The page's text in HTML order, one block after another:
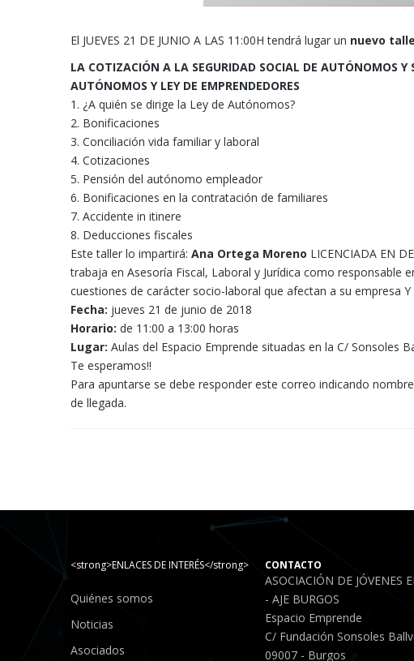
El JUEVES 21 DE JUNIO A LAS 11:00H tendrá lugar un nuevo
LA COTIZACIÓN A LA SEGURIDAD SOCIAL DE AUTÓNOMOS Y
AUTÓNOMOS Y LEY DE EMPRENDEDORES
1. ¿A quién se dirige la Ley de Autónomos?
2. Bonificaciones
3. Conciliación vida familiar y laboral
4. Cotizaciones
5. Pensión del autónomo empleador
6. Bonificaciones en la contratación de familiares
7. Accidente in itinere
8. Deducciones fiscales
Este taller lo impartirá: Ana Ortega Moreno LICENCIADA EN
trabaja en Asesoría Fiscal, Laboral y Jurídica como
cuestiones de carácter socio-laboral que afectan a su empresa
Fecha: jueves 21 de junio de 2018
Horario: de 11:00 a 13:00 horas
Lugar: Aulas del Espacio Emprende situadas en la C/ Sonsoles
Te esperamos!!
Para apuntarse se debe responder este correo indicando
de llegada.
<strong>ENLACES DE INTERÉS</strong>
Quiénes somos
Noticias
Asociados
CONTACTO
ASOCIACIÓN DE JÓVENES
- AJE BURGOS
Espacio Emprende
C/ Fundación Sonsoles
09007 - Burgos